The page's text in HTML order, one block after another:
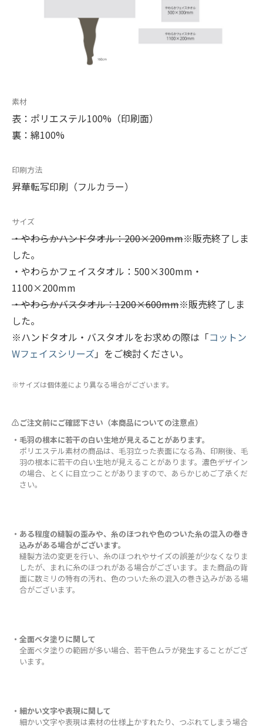
素材
表：ポリエステル100%（印刷面）
裏：綿100%
印刷方法
昇華転写印刷（フルカラー）
サイズ
・やわらかハンドタオル：200×200mm※販売終了しま
した。
・やわらかフェイスタオル：500×300mm・
1100×200mm
・やわらかバスタオル：1200×600mm※販売終了しま
した。
※ハンドタオル・バスタオルをお求めの際は「コットン
Wフェイスシリーズ 」をご検討ください。
※サイズは個体差により異なる場合がございます。
⚠ご注文前にご確認下さい（本商品についての注意点）
・毛羽の根本に若干の白い生地が見えることがあります。
ポリエステル素材の商品は、毛羽立った表面になる為、印刷後、毛
羽の根本に若干の白い生地が見えることがあります。濃色デザイン
の場合、とくに目立つことがありますので、あらかじめご了承くだ
さい。
・ある程度の縫製の歪みや、糸のほつれや色のついた糸の混入の巻き
込みがある場合がございます。
縫製方法の変更を行い、糸のほつれやサイズの誤差が少なくなりま
したが、まれに糸のほつれがある場合がございます。また商品の背
面に数ミリの特有の汚れ、色のついた糸の混入の巻き込みがある場
合がございます。
・全面ベタ塗りに関して
全面ベタ塗りの範囲が多い場合、若干色ムラが発生することがござ
います。
・細かい文字や表現に関して
細かい文字や表現は素材の仕様上かすれたり、つぶれてしまう場合